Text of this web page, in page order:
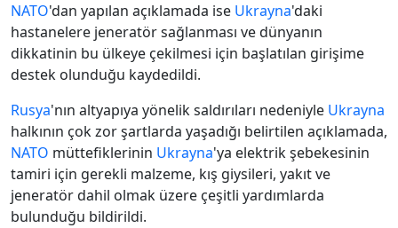
NATO'dan yapılan açıklamada ise Ukrayna'daki
hastanelere jeneratör sağlanması ve dünyanın
dikkatinin bu ülkeye çekilmesi için başlatılan girişime
destek olunduğu kaydedildi.
Rusya'nın altyapıya yönelik saldırıları nedeniyle Ukrayna
halkının çok zor şartlarda yaşadığı belirtilen açıklamada,
NATO müttefiklerinin Ukrayna'ya elektrik şebekesinin
tamiri için gerekli malzeme, kış giysileri, yakıt ve
jeneratör dahil olmak üzere çeşitli yardımlarda
bulunduğu bildirildi.